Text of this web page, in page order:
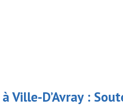
Ville-D’Avray :